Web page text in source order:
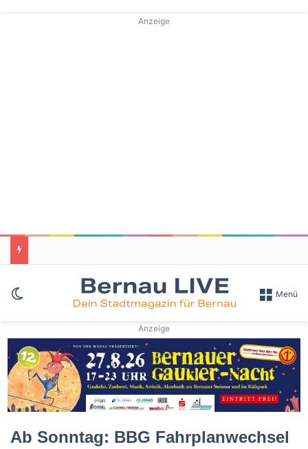
Anzeige
Skin umschalten Menü
Anzeige
Ab Sonntag: BBG Fahrplanwechsel